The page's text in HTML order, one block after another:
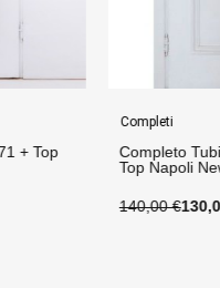
Option 93 +